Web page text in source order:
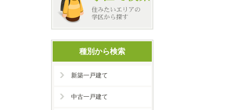
種別から検索
新築一戸建て
中古一戸建て